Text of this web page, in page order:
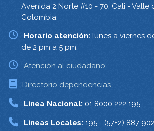
Avenida 2 Norte #10 - 70. Cali - Valle
Colombia.
Horario atención: lunes a viernes
de 2 pm a 5 pm.
Atención al ciudadano
Directorio dependencias
Linea Nacional: 01 8000 222 195
Lineas Locales: 195 - (57+2) 887